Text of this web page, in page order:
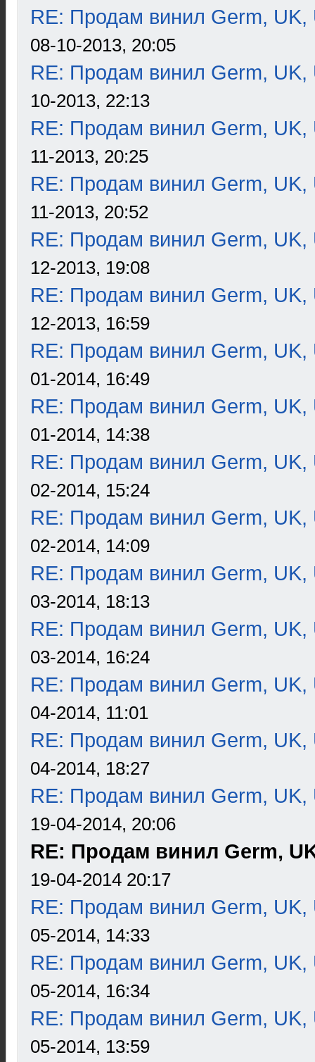
RE: Продам винил Germ, UK,
08-10-2013, 20:05
RE: Продам винил Germ, UK,
10-2013, 22:13
RE: Продам винил Germ, UK,
11-2013, 20:25
RE: Продам винил Germ, UK,
11-2013, 20:52
RE: Продам винил Germ, UK,
12-2013, 19:08
RE: Продам винил Germ, UK,
12-2013, 16:59
RE: Продам винил Germ, UK,
01-2014, 16:49
RE: Продам винил Germ, UK,
01-2014, 14:38
RE: Продам винил Germ, UK,
02-2014, 15:24
RE: Продам винил Germ, UK,
02-2014, 14:09
RE: Продам винил Germ, UK,
03-2014, 18:13
RE: Продам винил Germ, UK,
03-2014, 16:24
RE: Продам винил Germ, UK,
04-2014, 11:01
RE: Продам винил Germ, UK,
04-2014, 18:27
RE: Продам винил Germ, UK,
19-04-2014, 20:06
RE: Продам винил Germ,
19-04-2014 20:17
RE: Продам винил Germ, UK,
05-2014, 14:33
RE: Продам винил Germ, UK,
05-2014, 16:34
RE: Продам винил Germ, UK,
05-2014, 13:59